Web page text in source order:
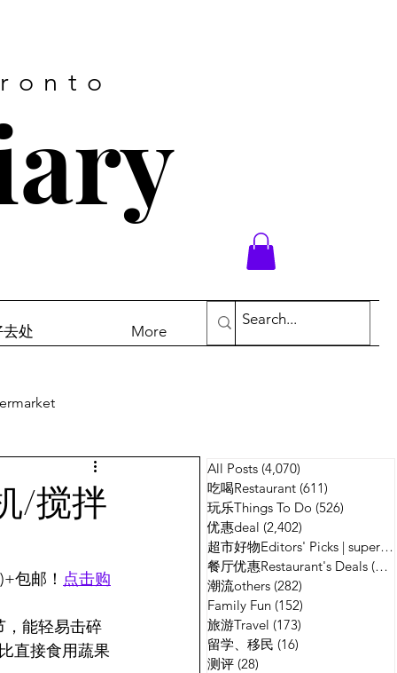
处 More
广告
/搅拌
包邮！ 点击购
，能轻易击碎
直接食用蔬果
All Posts (4,070)
吃喝Restaurant (611)
玩乐Things To Do (526)
优惠deal (2,402)
超市好物Editors' Picks | supermarket
餐厅优惠Restaurant's Deals (134)
潮流others (282)
Family Fun (152)
旅游Travel (173)
留学、移民 (16)
测评 (28)